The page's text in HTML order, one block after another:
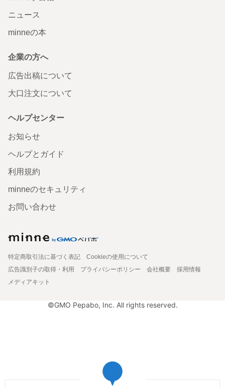
ニュース
minneの本
企業の方へ
広告出稿について
大口注文について
ヘルプセンター
お知らせ
ヘルプとガイド
利用規約
minneのセキュリティ
お問い合わせ
特定商取引法に基づく表記
Cookieの使用について
広告識別子の取得・利用
プライバシーポリシー 会社概要
採用情報
メディアキット
©GMO Pepabo, Inc. All rights reserved.